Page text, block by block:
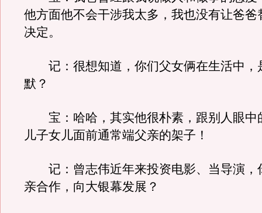
他方面他不会干涉我太多，我也没有让爸爸
决定。
记：很想知道，你们父女俩在生活中，
默？
宝：哈哈，其实他很朴素，跟别人眼中
儿子女儿面前通常端父亲的架子！
记：曾志伟近年来投资电影、当导演，
亲合作，向大银幕发展？